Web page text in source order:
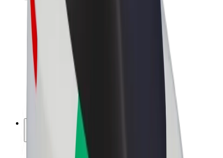
Výdělky řidiče
Výdělky kurýra
Partneři Bolt Food